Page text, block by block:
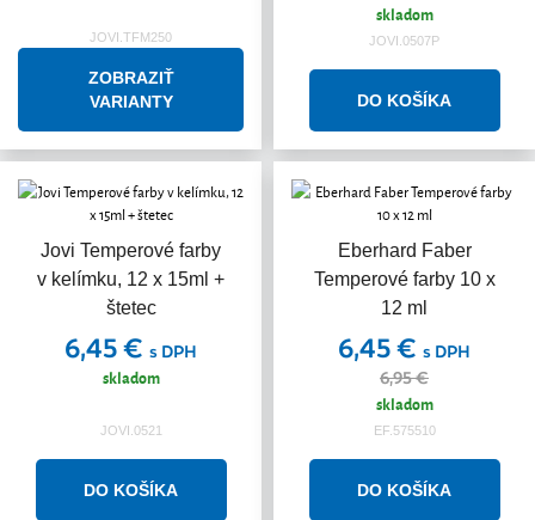
JOVI.TFM250
ZOBRAZIŤ
VARIANTY
skladom
JOVI.0507P
Jovi Temperové farby
v kelímku, 12 x 15ml +
štetec
6,45 € s DPH
skladom
JOVI.0521
Eberhard Faber
Temperové farby 10 x
12 ml
6,45 € s DPH
6,95 €
skladom
EF.575510